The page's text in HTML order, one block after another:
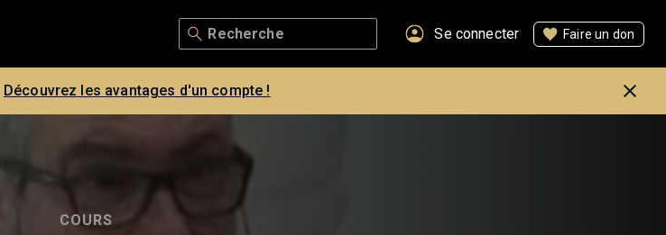
Se connecter Faire un don
Découvrez les avantages d'un compte !
COURS